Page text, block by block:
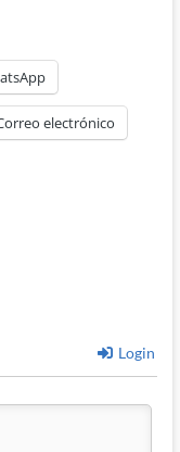
electrónico
Login